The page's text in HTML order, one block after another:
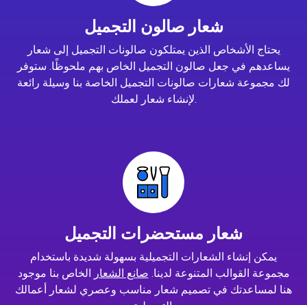
شعار صالون التجميل
يحتاج الأشخاص الذين يمتلكون صالونات التجميل إلى شعار
يساعدهم في جعل صالون التجميل الخاص بهم ملحوظًا. ستوفر
لك مجموعة شعارات صالونات التجميل الخاصة بنا وسيلة رائعة
لإنشاء شعار لعملك.
شعار مستحضرات التجميل
يمكن إنشاء الشعارات التجميلية بسهولة شديدة باستخدام
مجموعة القوالب المتنوعة لدينا. صانع الشعار الخاص بنا موجود
هنا لمساعدتك في تصميم شعار مناسب وعصري لشعار أعمالك